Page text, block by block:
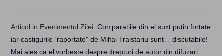
Articol in Evenimentul Zilei: Comparatiile din el sunt putin fortate
iar castigurile “raportate” de Mihai Traistariu sunt… discutabile!
Mai ales ca el vorbeste despre drepturi de autor din difuzari,